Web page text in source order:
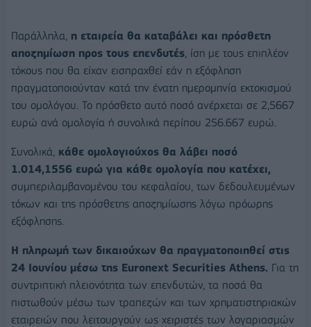
Παράλληλα, η εταιρεία θα καταβάλει και πρόσθετη
αποζημίωση προς τους επενδυτές, ίση με τους επιπλέον
τόκους που θα είχαν εισπραχθεί εάν η εξόφληση
πραγματοποιούνταν κατά την ένατη ημερομηνία εκτοκισμού
του ομολόγου. Το πρόσθετο αυτό ποσό ανέρχεται σε 2,5667
ευρώ ανά ομολογία ή συνολικά περίπου 256.667 ευρώ.
Συνολικά, κάθε ομολογιούχος θα λάβει ποσό
1.014,1556 ευρώ για κάθε ομολογία που κατέχει,
συμπεριλαμβανομένου του κεφαλαίου, των δεδουλευμένων
τόκων και της πρόσθετης αποζημίωσης λόγω πρόωρης
εξόφλησης.
Η πληρωμή των δικαιούχων θα πραγματοποιηθεί στις
24 Ιουνίου μέσω της Euronext Securities Athens. Για τη
συντριπτική πλειονότητα των επενδυτών, τα ποσά θα
πιστωθούν μέσω των τραπεζών και των χρηματιστηριακών
εταιρειών που λειτουργούν ως χειριστές των λογαριασμών